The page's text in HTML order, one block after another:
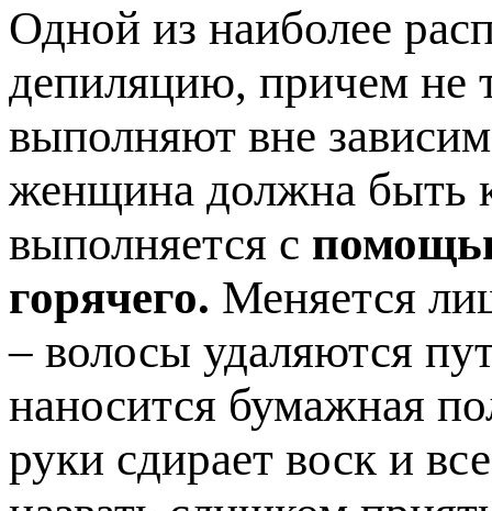
Одной из наиболее
депиляцию, причем не
выполняют вне
женщина должна быть
выполняется с
горячего. Меняется
– волосы удаляются
наносится бумажная
руки сдирает воск и